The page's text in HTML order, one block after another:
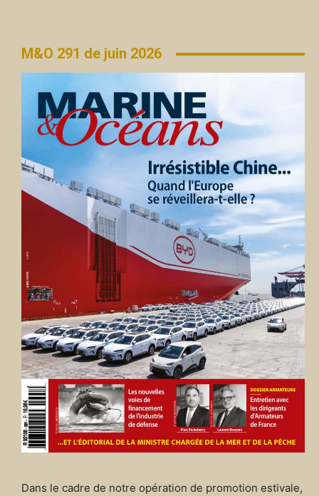
M&O 291 de juin 2026
Dans le cadre de notre opération de promotion estivale,